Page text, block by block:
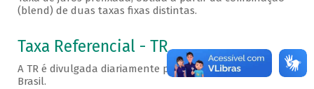
(blend) de duas taxas fixas distintas.
Taxa Referencial - TR
A TR é divulgada diariamente pelo Banco Central do
Brasil.